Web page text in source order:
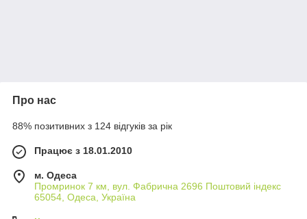
Про нас
88% позитивних з 124 відгуків за рік
Працює з 18.01.2010
м. Одеса
Промринок 7 км, вул. Фабрична 2696 Поштовий індекс
65054, Одеса, Україна